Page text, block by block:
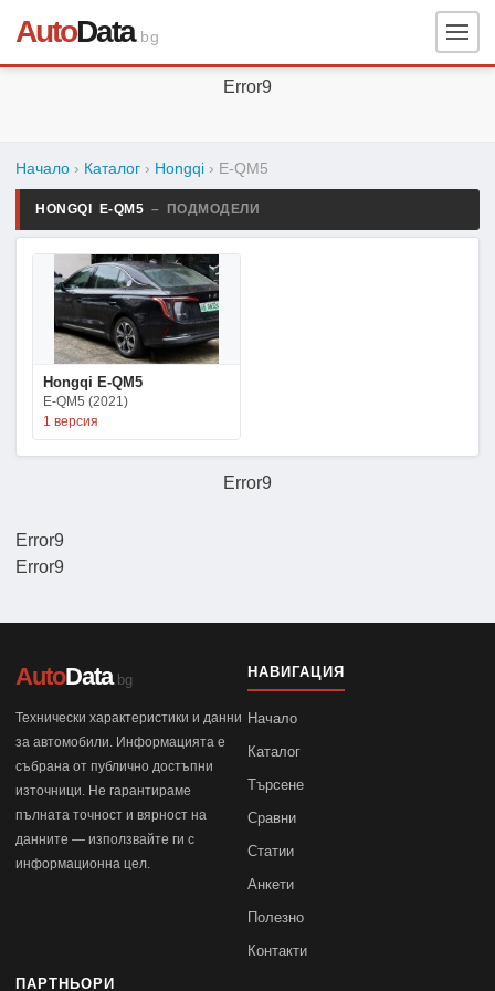
AutoData.bg
Error9
Error9
Начало › Каталог › Hongqi › E-QM5
HONGQI E-QM5 – ПОДМОДЕЛИ
Hongqi E-QM5
E-QM5 (2021)
1 версия
Error9
Error9
AutoData.bg
Технически характеристики и данни
за автомобили. Информацията е
събрана от публично достъпни
източници. Не гарантираме
пълната точност и вярност на
данните — използвайте ги с
информационна цел.
НАВИГАЦИЯ
Начало
Каталог
Търсене
Сравни
Статии
Анкети
Полезно
Контакти
ПАРТНЬОРИ